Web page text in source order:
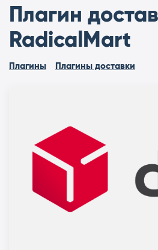
Плагин
RadicalMart
Плагины Плагины доставки